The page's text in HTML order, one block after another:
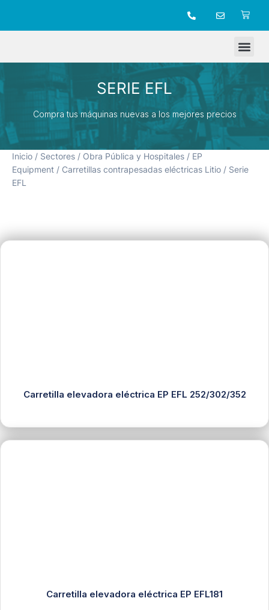
SERIE EFL
Compra tus máquinas nuevas a los mejores precios
Inicio / Sectores / Obra Pública y Hospitales / EP
Equipment / Carretillas contrapesadas eléctricas Litio / Serie
EFL
Carretilla elevadora eléctrica EP EFL 252/302/352
Carretilla elevadora eléctrica EP EFL181